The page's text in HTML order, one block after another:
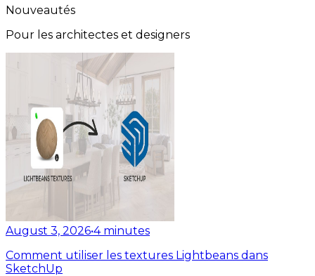
Nouveautés
Pour les architectes et designers
August 3, 2026•4 minutes
Comment utiliser les textures Lightbeans dans
SketchUp